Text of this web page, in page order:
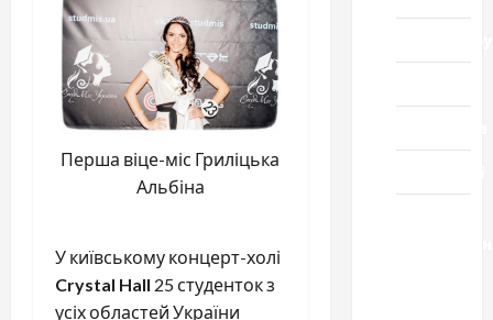
Перша віце-міс Гриліцька
Альбіна
У київському концерт-холі
Crystal Hall 25 студенток з
усіх областей України